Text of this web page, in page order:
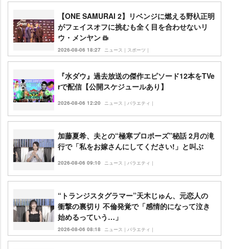
【ONE SAMURAI 2】リベンジに燃える野杁正明
がフェイスオフに挑むも全く目を合わせないリ
ウ・メンヤン
2026-08-06 18:27 ニュース｜スポーツ｜
『水ダウ』過去放送の傑作エピソード12本をTVe
rで配信【公開スケジュールあり】
2026-08-06 12:20 ニュース｜バラエティ｜
加藤夏希、夫との“極寒プロポーズ”秘話 2月の滝
行で「私をお嫁さんにしてください!」と叫ぶ
2026-08-06 09:10 ニュース｜バラエティ｜
“トランジスタグラマー”天木じゅん、元恋人の
衝撃の裏切り 不倫発覚で「感情的になって泣き
始めるっていう…」
2026-08-06 08:18 ニュース｜バラエティ｜